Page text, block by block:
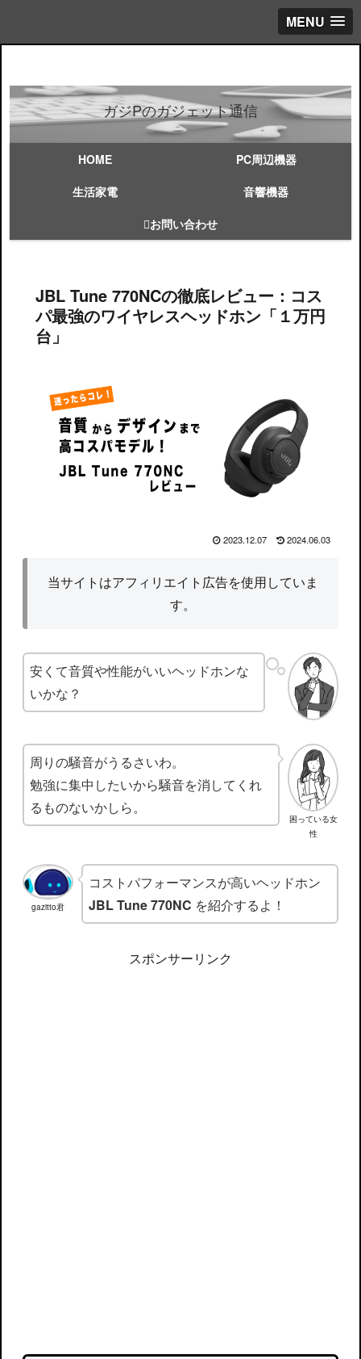
MENU
ガジPのガジェット通信
HOME
PC周辺機器
生活家電
音響機器
お問い合わせ
JBL Tune 770NCの徹底レビュー：コス
パ最強のワイヤレスヘッドホン「１万円
台」
2023.12.07 2024.06.03
当サイトはアフィリエイト広告を使用していま
す。
安くて音質や性能がいいヘッドホンな
いかな？
困っている女
性
周りの騒音がうるさいわ。
勉強に集中したいから騒音を消してくれ
るものないかしら。
gazitto君
コストパフォーマンスが高いヘッドホン
JBL Tune 770NC を紹介するよ！
スポンサーリンク